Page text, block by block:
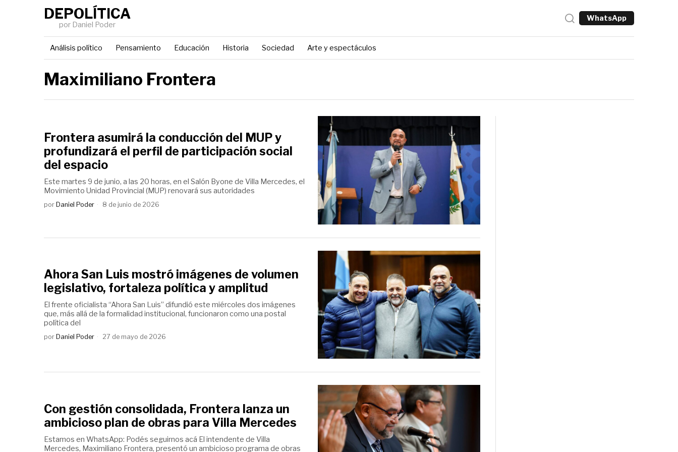
DEPOLÍTICA
por Daniel Poder
WhatsApp
Análisis político Pensamiento Educación Historia Sociedad Arte y espectáculos
Maximiliano Frontera
Frontera asumirá la conducción del MUP y
profundizará el perfil de participación social
del espacio
Este martes 9 de junio, a las 20 horas, en el Salón Byone de Villa Mercedes, el
Movimiento Unidad Provincial (MUP) renovará sus autoridades
por Daniel Poder 8 de junio de 2026
Ahora San Luis mostró imágenes de volumen
legislativo, fortaleza política y amplitud
El frente oficialista “Ahora San Luis” difundió este miércoles dos imágenes
que, más allá de la formalidad institucional, funcionaron como una postal
política del
por Daniel Poder 27 de mayo de 2026
Con gestión consolidada, Frontera lanza un
ambicioso plan de obras para Villa Mercedes
Estamos en WhatsApp: Podés seguirnos acá El intendente de Villa
Mercedes, Maximiliano Frontera, presentó un ambicioso programa de obras